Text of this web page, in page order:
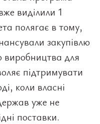
виділили 1
полягає в тому,
закупівлю
виробництва для
підтримувати
коли власні
уже не
поставки.